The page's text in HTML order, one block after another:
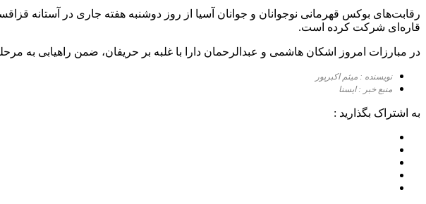
قاره‌ای شرکت کرده است.
در مبارزات امروز اشکان هاشمی و عبدالرحمان دارا با غلبه بر حریفان، ضمن راهیابی به مرحله
نویسنده : میثم اکبرپور
منبع خبر : ایسنا
به اشتراک بگذارید :